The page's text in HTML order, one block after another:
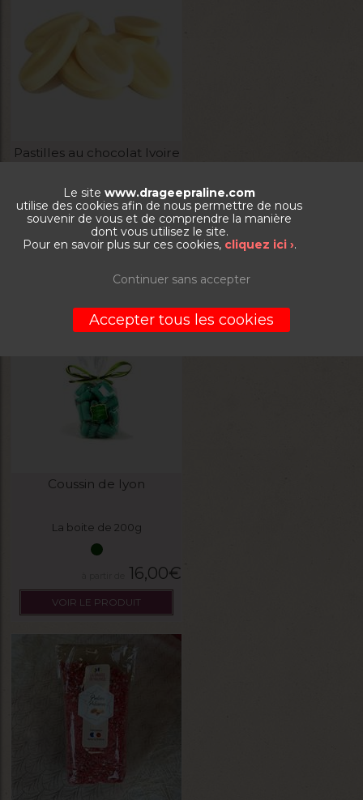
Pastilles au chocolat Ivoire
La boite de 500g
20,60€
Coussin de lyon
La boite de 200g
16,00€
VOIR LE PRODUIT
Le site www.drageepraline.com
utilise des cookies afin de nous permettre de nous
souvenir de vous et de comprendre la manière
dont vous utilisez le site.
Pour en savoir plus sur ces cookies, cliquez ici ›.
Continuer sans accepter
Accepter tous les cookies